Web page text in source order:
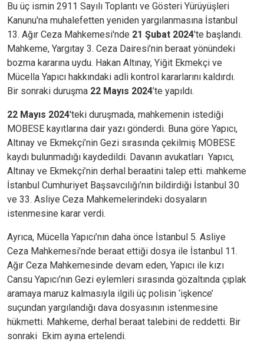
Bu üç ismin 2911 Sayılı Toplantı ve Gösteri Yürüyüşleri
Kanunu'na muhalefetten yeniden yargılanmasına İstanbul
13. Ağır Ceza Mahkemesi'nde 21 Şubat 2024'te başlandı.
Mahkeme, Yargıtay 3. Ceza Dairesi’nin beraat yönündeki
bozma kararına uydu. Hakan Altınay, Yiğit Ekmekçi ve
Mücella Yapıcı hakkındaki adli kontrol kararlarını kaldırdı.
Bir sonraki duruşma 22 Mayıs 2024’te yapıldı.
22 Mayıs 2024'teki duruşmada, mahkemenin istediği
MOBESE kayıtlarına dair yazı gönderdi. Buna göre Yapıcı,
Altınay ve Ekmekçi’nin Gezi sırasında çekilmiş MOBESE
kaydı bulunmadığı kaydedildi. Davanın avukatları Yapıcı,
Altınay ve Ekmekçi’nin derhal beraatini talep etti. mahkeme
İstanbul Cumhuriyet Başsavcılığı’nın bildirdiği İstanbul 30
ve 33. Asliye Ceza Mahkemelerindeki dosyaların
istenmesine karar verdi.
Ayrıca, Mücella Yapıcı’nın daha önce İstanbul 5. Asliye
Ceza Mahkemesi’nde beraat ettiği dosya ile İstanbul 11.
Ağır Ceza Mahkemesinde devam eden, Yapıcı ile kızı
Cansu Yapıcı’nın Gezi eylemleri sırasında gözaltında çıplak
aramaya maruz kalmasıyla ilgili üç polisin ‘işkence’
suçundan yargılandığı dava dosyasının istenmesine
hükmetti. Mahkeme, derhal beraat talebini de reddetti. Bir
sonraki Ekim ayına ertelendi.